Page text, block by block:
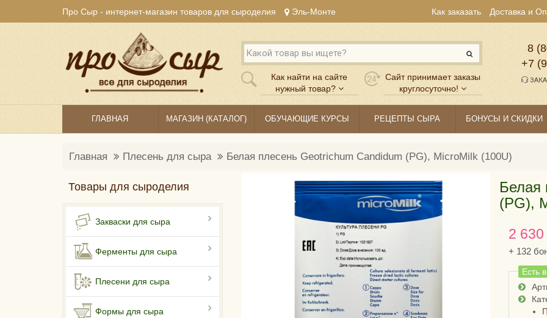
Про Сыр - интернет-магазин товаров для сыроделия Эль-Монте Как заказать Доставка и
Как найти на сайте
нужный товар?
Сайт принимает заказы
круглосуточно!
8
+7
ГЛАВНАЯ МАГАЗИН (КАТАЛОГ) ОБУЧАЮЩИЕ КУРСЫ РЕЦЕПТЫ СЫРА БОНУСЫ И СКИДКИ
Главная Плесень для сыра Белая плесень Geotrichum Candidum (PG), MicroMilk (100U)
Товары для сыроделия
Закваски для сыра
Ферменты для сыра
Плесени для сыра
Формы для сыра
Белая
(PG),
2 630
+ 132
Есть